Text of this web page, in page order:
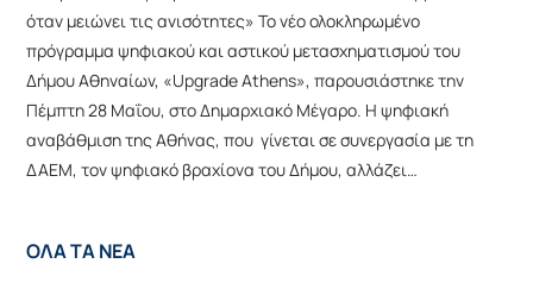
όταν μειώνει τις ανισότητες» Το νέο ολοκληρωμένο
πρόγραμμα ψηφιακού και αστικού μετασχηματισμού του
Δήμου Αθηναίων, «Upgrade Athens», παρουσιάστηκε την
Πέμπτη 28 Μαΐου, στο Δημαρχιακό Μέγαρο. Η ψηφιακή
αναβάθμιση της Αθήνας, που γίνεται σε συνεργασία με τη
ΔΑΕΜ, τον ψηφιακό βραχίονα του Δήμου, αλλάζει…
ΟΛΑ ΤΑ ΝΕΑ